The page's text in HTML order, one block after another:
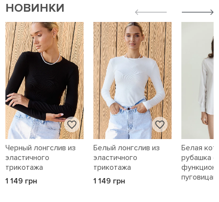
НОВИНКИ
Черный лонгслив из
эластичного
трикотажа
1 149 грн
Белый лонгслив из
эластичного
трикотажа
1 149 грн
Белая
рубашка с